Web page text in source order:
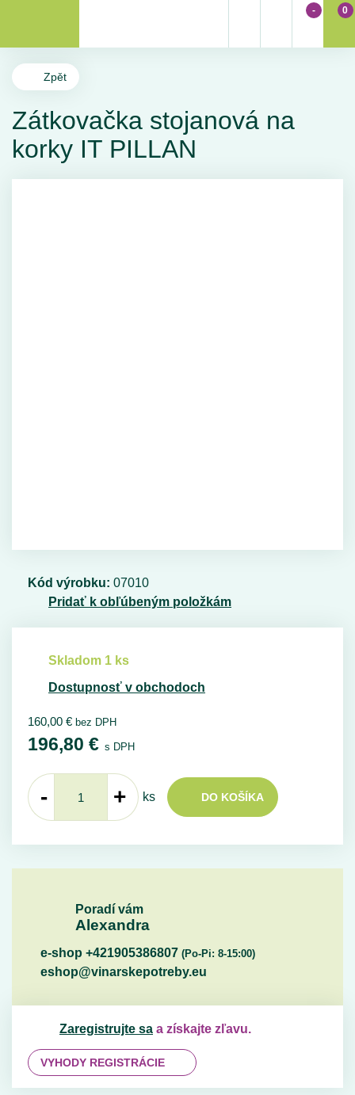
- 0
Zpět
Zátkovačka stojanová na
korky IT PILLAN
Kód výrobku: 07010
Pridať k obľúbeným položkám
Skladom 1 ks
Dostupnosť v obchodoch
160,00 € bez DPH
196,80 € s DPH
- + ks DO KOŠÍKA
Poradí vám
Alexandra
e-shop +421905386807 (Po-Pi: 8-15:00)
eshop@vinarskepotreby.eu
Zaregistrujte sa a získajte zľavu.
VYHODY REGISTRÁCIE